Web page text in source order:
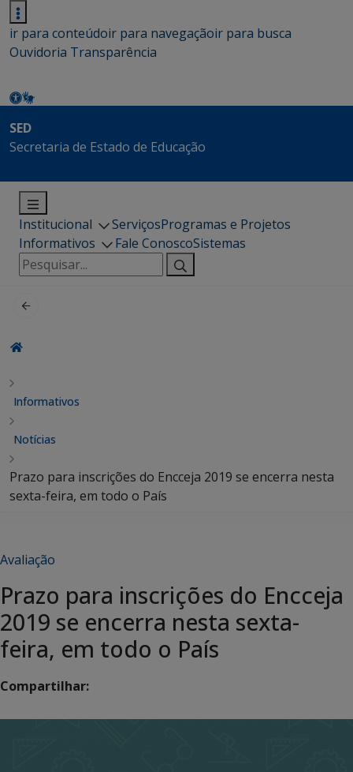
ir para conteúdoir para navegaçãoir para busca
Ouvidoria Transparência
SED
Secretaria de Estado de Educação
Institucional ServiçosProgramas e Projetos
Informativos
Fale ConoscoSistemas
Pesquisar
por:
Informativos
Notícias
Prazo para inscrições do Encceja 2019 se encerra nesta
sexta-feira, em todo o País
Avaliação
Prazo para inscrições do Encceja
2019 se encerra nesta sexta-
feira, em todo o País
Compartilhar: